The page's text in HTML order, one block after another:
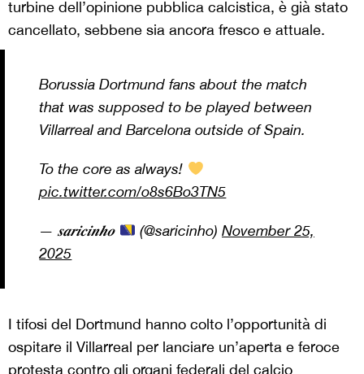
turbine dell’opinione pubblica calcistica, è già stato
cancellato, sebbene sia ancora fresco e attuale.
Borussia Dortmund fans about the match
that was supposed to be played between
Villarreal and Barcelona outside of Spain.
To the core as always!
pic.twitter.com/o8s6Bo3TN5
— 𝒔𝒂𝒓𝒊𝒄𝒊𝒏𝒉𝒐 (@saricinho) November 25,
2025
I tifosi del Dortmund hanno colto l’opportunità di
ospitare il Villarreal per lanciare un’aperta e feroce
protesta contro gli organi federali del calcio